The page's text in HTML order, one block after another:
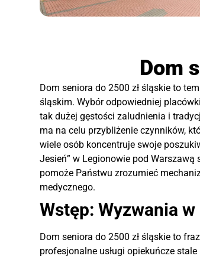
Dom
Dom seniora do 2500 zł śląskie to
śląskim. Wybór odpowiedniej
tak dużej gęstości zaludnienia i
ma na celu przybliżenie czynników,
wiele osób koncentruje swoje
Jesień” w Legionowie pod
pomoże Państwu zrozumieć
medycznego.
Wstęp: Wyzwania
Dom seniora do 2500 zł śląskie to
profesjonalne usługi opiekuńcze